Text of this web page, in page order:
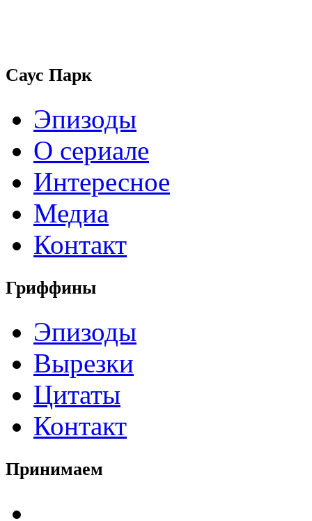
Саус Парк
Эпизоды
О сериале
Интересное
Медиа
Контакт
Гриффины
Эпизоды
Вырезки
Цитаты
Контакт
Принимаем